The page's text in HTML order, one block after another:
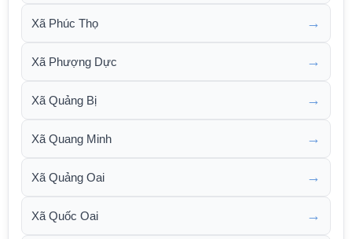
Xã Phúc Thọ →
Xã Phượng Dực →
Xã Quảng Bị →
Xã Quang Minh →
Xã Quảng Oai →
Xã Quốc Oai →